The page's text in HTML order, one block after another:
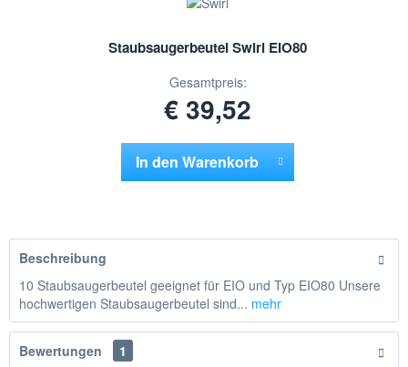
Staubsaugerbeutel Swirl EIO80
Gesamtpreis:
€ 39,52
In den Warenkorb
Beschreibung
10 Staubsaugerbeutel geeignet für EIO und Typ EIO80 Unsere
hochwertigen Staubsaugerbeutel sind... mehr
Bewertungen
1